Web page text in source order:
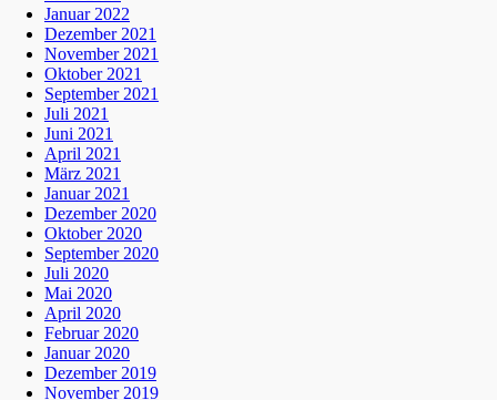
Januar 2022
Dezember 2021
November 2021
Oktober 2021
September 2021
Juli 2021
Juni 2021
April 2021
März 2021
Januar 2021
Dezember 2020
Oktober 2020
September 2020
Juli 2020
Mai 2020
April 2020
Februar 2020
Januar 2020
Dezember 2019
November 2019